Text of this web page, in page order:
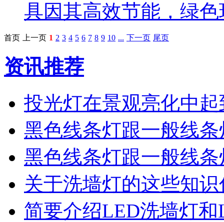
具因其高效节能，绿
首页 上一页 1 2 3 4 5 6 7 8 9 10 ... 下一页 尾页
资讯推荐
投光灯在景观亮化中
黑色线条灯跟一般线
黑色线条灯跟一般线
关于洗墙灯的这些知
简要介绍LED洗墙灯